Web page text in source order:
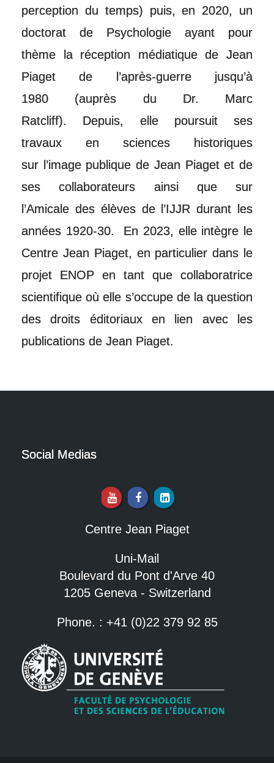
perception du temps) puis, en 2020, un
doctorat de Psychologie ayant pour
thème la réception médiatique de Jean
Piaget de l’après-guerre jusqu’à
1980 (auprès du Dr. Marc
Ratcliff). Depuis, elle poursuit ses
travaux en sciences historiques
sur l’image publique de Jean Piaget et de
ses collaborateurs ainsi que sur
l’Amicale des élèves de l’IJJR durant les
années 1920-30. En 2023, elle intègre le
Centre Jean Piaget, en particulier dans le
projet ENOP en tant que collaboratrice
scientifique où elle s’occupe de la question
des droits éditoriaux en lien avec les
publications de Jean Piaget.
Social Medias
Centre Jean Piaget
Uni-Mail
Boulevard du Pont d'Arve 40
1205 Geneva - Switzerland
Phone. : +41 (0)22 379 92 85